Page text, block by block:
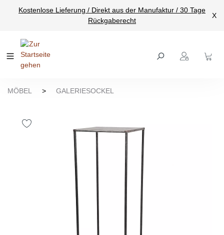
springen
Kostenlose Lieferung / Direkt aus der Manufaktur / 30 Tage
Rückgaberecht
X
MÖBEL > GALERIESOCKEL